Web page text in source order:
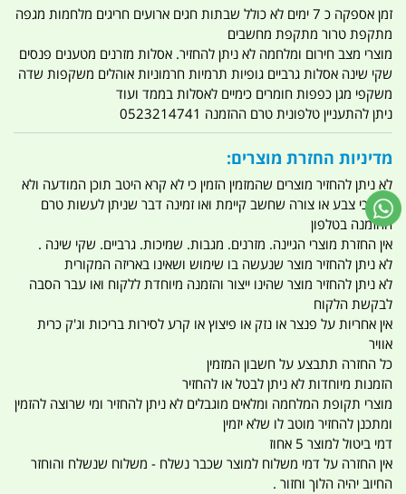
זמן אספקה כ 7 ימים לא כולל שבתות חגים ארועים חריגים מלחמות מגפה
מתקפת טרור מתקפת מחשבים
מוצרי מצב חירום ומלחמה לא ניתן להחזיר. אסלות מזרנים מטענים פנסים
שקי שינה אסלות גרביים גופיות תרמיות חרמוניות אוהלים משקפות שדה
משקפי מגן כפפות חומרים כימיים לאסלות בממד ועוד
ניתן להתעניין טלפונית טרם ההזמנה 0523214741
מדיניות החזרת מוצרים:
לא ניתן להחזיר מוצרים שהמזמין הזמין כי לא קרא היטב תוכן המודעה ולא
וידא כי צבע או צורה שחשב קיימת ואו זמינה דבר שניתן לעשות טרם
ההזמנה בטלפון
אין החזרת מוצרי הגיינה. מזרנים. מגבות. שמיכות. גרביים. שקי שינה .
לא ניתן להחזיר מוצר שנעשה בו שימוש ושאינו באריזה המקורית
לא ניתן להחזיר מוצר שהינו ייצור והזמנה מיוחדת ללקוח ואו עבר הסבה
לבקשת הלקוח
אין אחריות על פנצר או נזק או פיצוץ או קרע לסירות בריכות וג'ק כרית
אוויר
כל החזרה תתבצע על חשבון המזמין
הזמנות מיוחדות לא ניתן לבטל או להחזיר
מוצרי תקופת המלחמה ומלאים מוגבלים לא ניתן להחזיר ומי שרוצה להזמין
ומתכנן להחזיר מוטב לו שלא יזמין
דמי ביטול למוצר 5 אחוז
אין החזרה על דמי משלוח למוצר שכבר נשלח - משלוח שנשלח והוחזר
החיוב יהיה הלוך וחזור .